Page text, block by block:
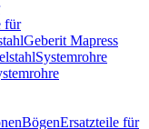
für
Geberit Mapress
Systemrohre
BögenErsatzteile für